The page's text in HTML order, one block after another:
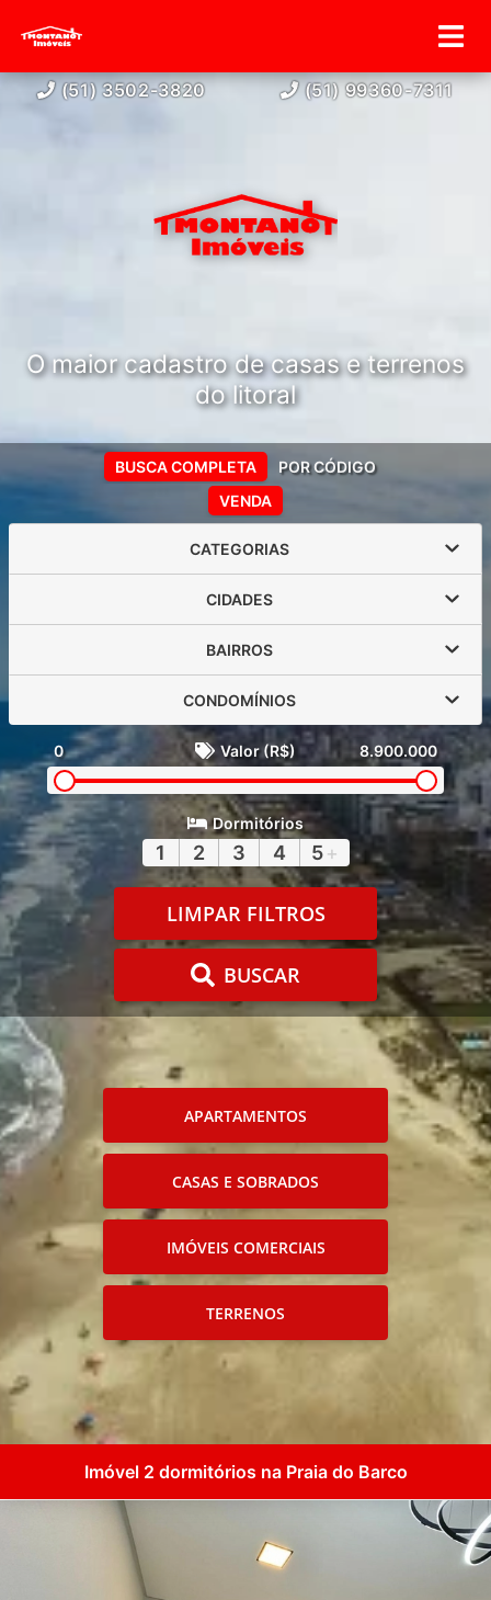
(51) 3502-3820 (51) 99360-7311
O maior cadastro de casas e terrenos
do litoral
VENDA
BUSCA COMPLETA POR CÓDIGO
CATEGORIAS
CIDADES
BAIRROS
CONDOMÍNIOS
0 Valor (R$) 8.900.000
Dormitórios
1 2 3 4 5 +
LIMPAR FILTROS
BUSCAR
APARTAMENTOS
CASAS E SOBRADOS
IMÓVEIS COMERCIAIS
TERRENOS
Imóvel 2 dormitórios na Praia do Barco